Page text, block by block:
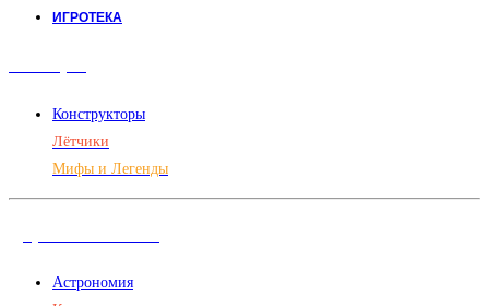
ИГРОТЕКА
Конструкторы
Лётчики
Мифы и Легенды
Астрономия